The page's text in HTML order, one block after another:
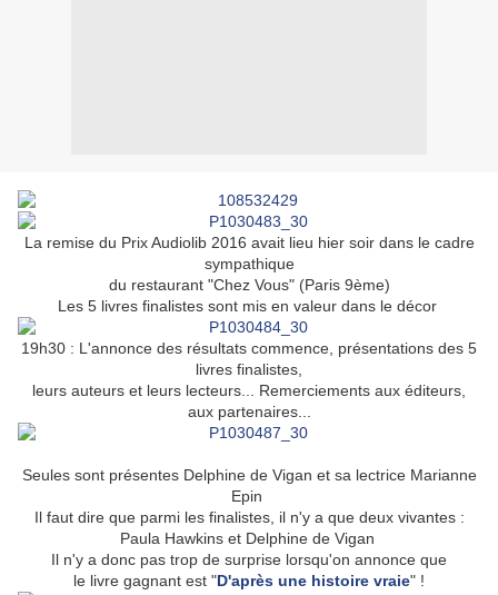
La remise du Prix Audiolib 2016 avait lieu hier soir dans le cadre
sympathique
du restaurant "Chez Vous" (Paris 9ème)
Les 5 livres finalistes sont mis en valeur dans le décor
19h30 : L'annonce des résultats commence, présentations des 5
livres finalistes,
leurs auteurs et leurs lecteurs... Remerciements aux éditeurs,
aux partenaires...
Seules sont présentes Delphine de Vigan et sa lectrice Marianne
Epin
Il faut dire que parmi les finalistes, il n'y a que deux vivantes :
Paula Hawkins et Delphine de Vigan
Il n'y a donc pas trop de surprise lorsqu'on annonce que
le livre gagnant est "D'après une histoire vraie" !